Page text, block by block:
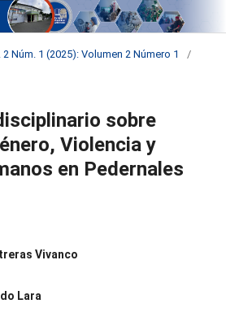
2 Núm. 1 (2025): Volumen 2 Número 1
/
sobre
Violencia y
en Pedernales
Vivanco
Lara